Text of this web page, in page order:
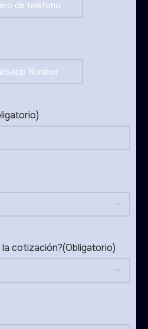
cotización?(Obligatorio)